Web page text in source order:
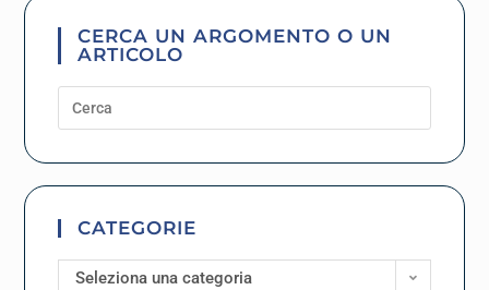
CERCA UN ARGOMENTO O UN
ARTICOLO
CATEGORIE
Seleziona una categoria